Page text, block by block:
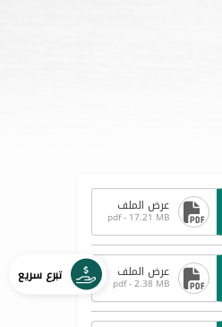
عرض الملف
pdf - 17.21 MB
عرض الملف
pdf - 2.38 MB تبرع سريع